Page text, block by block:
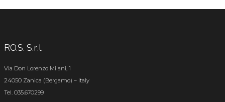
RO.S. S.r.l.
Via Don Lorenzo Milani, 1
24050 Zanica (Bergamo) – Italy
Tel. 035.670299